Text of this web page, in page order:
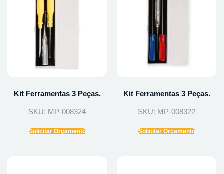
Kit Ferramentas 3 Peças.
SKU: MP-008324
Solicitar Orçamento
Kit Ferramentas 3 Peças.
SKU: MP-008322
Solicitar Orçamento